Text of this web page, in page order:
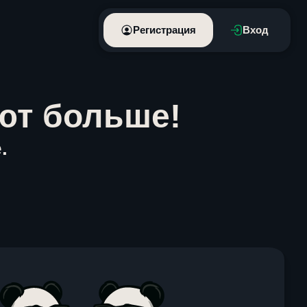
Регистрация Вход
больше!